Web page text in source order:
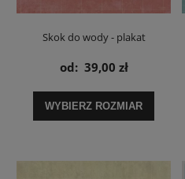
Skok do wody - plakat
od: 39,00 zł
WYBIERZ ROZMIAR